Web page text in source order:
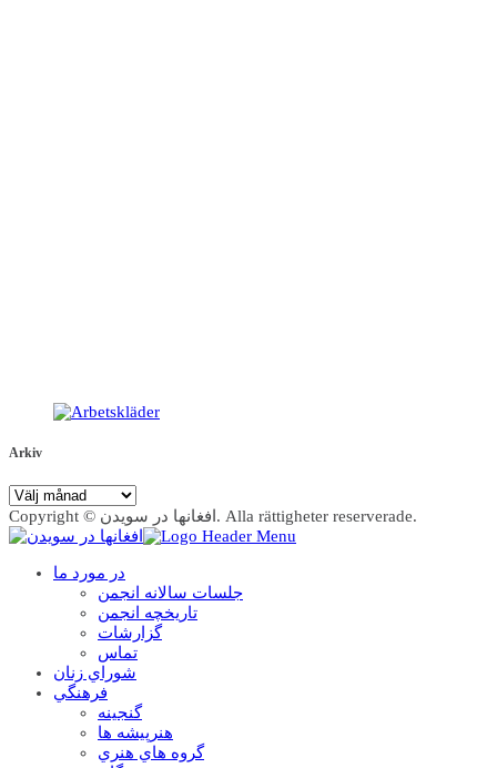
Arkiv
Arkiv
Copyright © افغانها در سویدن. Alla rättigheter reserverade.
در مورد ما
جلسات سالانه انجمن
تاریخچه انجمن
گزارشات
تماس
شوراي زنان
فرهنگي
گنجينه
هنرپيشه ها
گروه هاي هنري